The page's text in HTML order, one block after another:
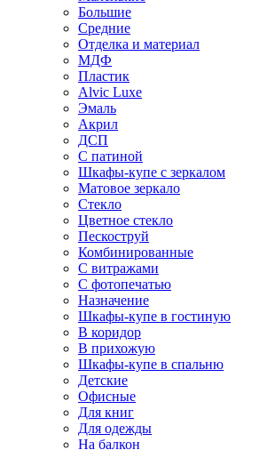
Большие
Средние
Отделка и материал
МДФ
Пластик
Alvic Luxe
Эмаль
Акрил
ДСП
С патиной
Шкафы-купе с зеркалом
Матовое зеркало
Стекло
Цветное стекло
Пескоструй
Комбинированные
С витражами
С фотопечатью
Назначение
Шкафы-купе в гостиную
В коридор
В прихожую
Шкафы-купе в спальню
Детские
Офисные
Для книг
Для одежды
На балкон